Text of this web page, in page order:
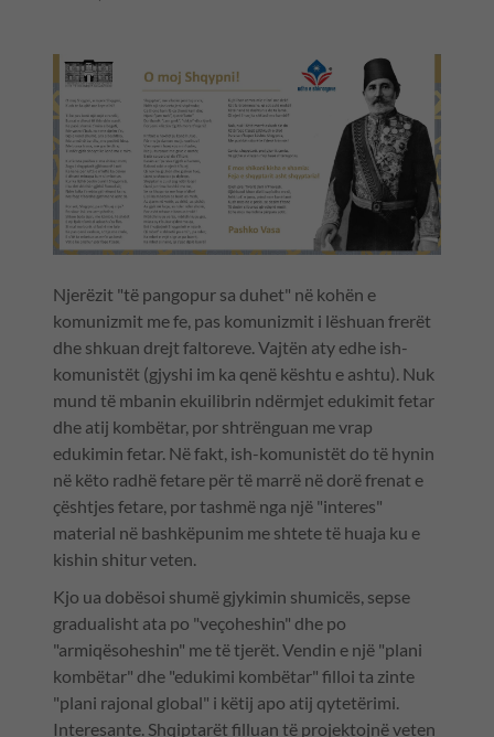
Njerëzit "të pangopur sa duhet" në kohën e
komunizmit me fe, pas komunizmit i lëshuan frerët
dhe shkuan drejt faltoreve. Vajtën aty edhe ish-
komunistët (gjyshi im ka qenë kështu e ashtu). Nuk
mund të mbanin ekuilibrin ndërmjet edukimit fetar
dhe atij kombëtar, por shtrënguan me vrap
edukimin fetar. Në fakt, ish-komunistët do të hynin
në këto radhë fetare për të marrë në dorë frenat e
çështjes fetare, por tashmë nga një "interes"
material në bashkëpunim me shtete të huaja ku e
kishin shitur veten.
Kjo ua dobësoi shumë gjykimin shumicës, sepse
gradualisht ata po "veçoheshin" dhe po
"armiqësoheshin" me të tjerët. Vendin e një "plani
kombëtar" dhe "edukimi kombëtar" filloi ta zinte
"plani rajonal global" i këtij apo atij qytetërimi.
Interesante. Shqiptarët filluan të projektojnë veten